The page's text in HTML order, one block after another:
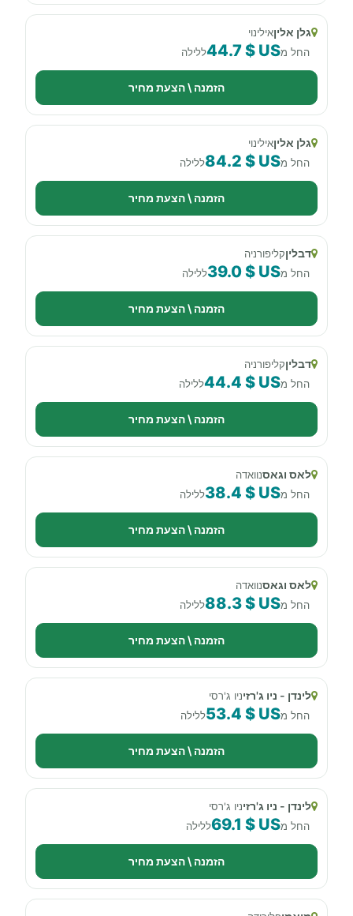
גלן אליןאילינוי
החל מ44.7 $ USללילה
הזמנה \ הצעת מחיר
גלן אליןאילינוי
החל מ84.2 $ USללילה
הזמנה \ הצעת מחיר
דבליןקליפורניה
החל מ39.0 $ USללילה
הזמנה \ הצעת מחיר
דבליןקליפורניה
החל מ44.4 $ USללילה
הזמנה \ הצעת מחיר
לאס וגאסנוואדה
החל מ38.4 $ USללילה
הזמנה \ הצעת מחיר
לאס וגאסנוואדה
החל מ88.3 $ USללילה
הזמנה \ הצעת מחיר
לינדן - ניו ג'רזיניו ג'רסי
החל מ53.4 $ USללילה
הזמנה \ הצעת מחיר
לינדן - ניו ג'רזיניו ג'רסי
החל מ69.1 $ USללילה
הזמנה \ הצעת מחיר